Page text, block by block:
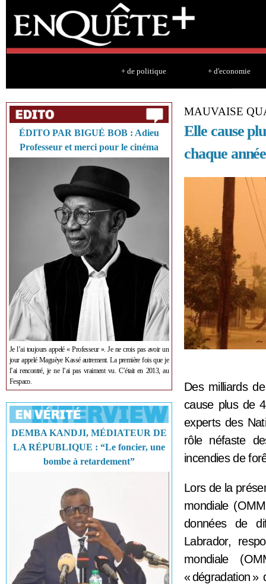
+ de politique + d'economie
ÉDITO PAR BIGUÉ BOB : Adieu
Professeur et merci pour le cinéma
Je l’ai toujours appelé « Professeur ». Je ne crois pas avoir un
jour appelé Maguèye Kassé autrement. La première fois que je
l’ai rencontré, je ne l’ai pas vraiment vu. C’était en 2013, au
Fespaco.
DEMBA KANDJI, MÉDIATEUR DE
LA RÉPUBLIQUE : “Le foncier, une
bombe à retardement”
MAUVAISE
Elle cause
chaque
Des milliards
cause plus de
experts des
rôle néfaste
incendies de
Lors de la
mondiale
données de
Labrador,
mondiale
« dégradation